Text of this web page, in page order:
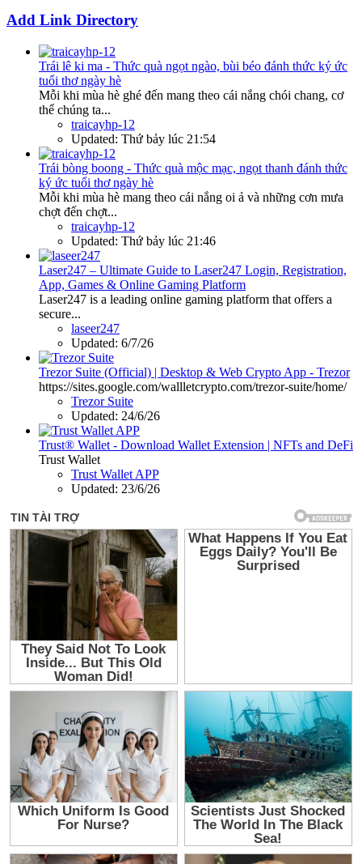
Add Link Directory
Trái lê ki ma - Thức quà ngọt ngào, bùi béo đánh thức ký ức
tuổi thơ ngày hè
Mỗi khi mùa hè ghé đến mang theo cái nắng chói chang, cơ
thể chúng ta...
traicayhp-12
Updated: Thứ bảy lúc 21:54
Trái bòng boong - Thức quà mộc mạc, ngọt thanh đánh thức
ký ức tuổi thơ ngày hè
Mỗi khi mùa hè mang theo cái nắng oi ả và những cơn mưa
chợt đến chợt...
traicayhp-12
Updated: Thứ bảy lúc 21:46
Laser247 – Ultimate Guide to Laser247 Login, Registration,
App, Games & Online Gaming Platform
Laser247 is a leading online gaming platform that offers a
secure...
laseer247
Updated: 6/7/26
Trezor Suite (Official) | Desktop & Web Crypto App - Trezor
https://sites.google.com/wallletcrypto.com/trezor-suite/home/
Trezor Suite
Updated: 24/6/26
Trust® Wallet - Download Wallet Extension | NFTs and DeFi
Trust Wallet
Trust Wallet APP
Updated: 23/6/26